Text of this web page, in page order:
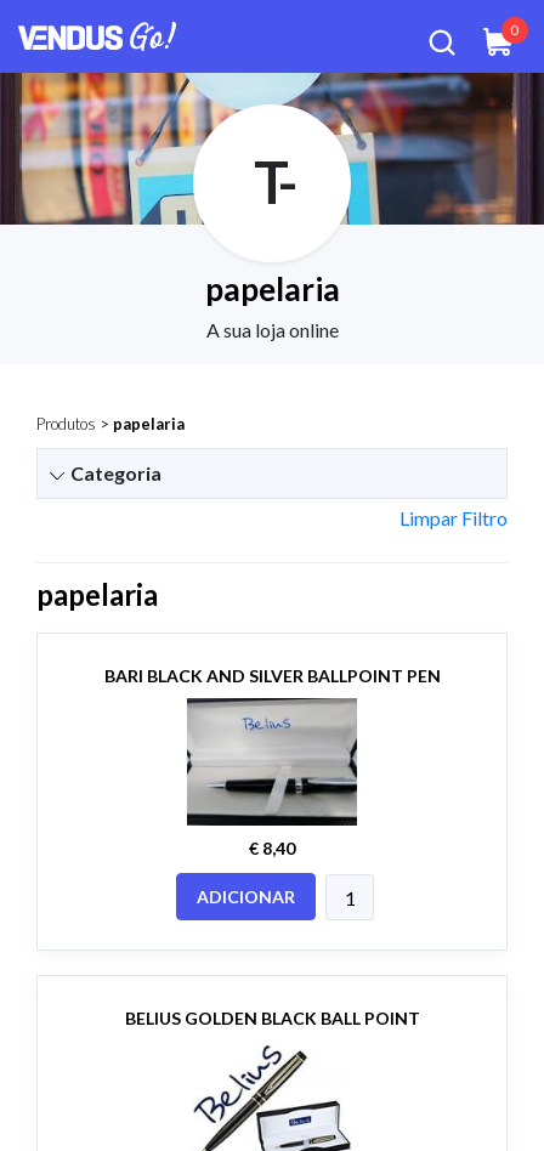
0
T-
papelaria
A sua loja online
Produtos > papelaria
Categoria
Limpar Filtro
papelaria
BARI BLACK AND SILVER BALLPOINT PEN
€ 8,40
ADICIONAR
BELIUS GOLDEN BLACK BALL POINT